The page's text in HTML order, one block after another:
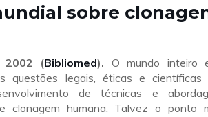
sobre
2002 (Bibliomed). O mundo inteiro
questões legais, éticas e científicas
de técnicas e
clonagem humana. Talvez o ponto